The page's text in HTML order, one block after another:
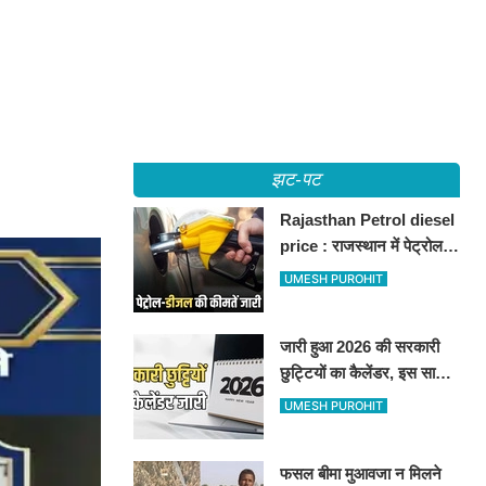
झट-पट
Rajasthan Petrol diesel
price : राजस्थान में पेट्रोल-
डीजल की कीमतें जारी, जानिए
UMESH PUROHIT
जारी हुआ 2026 की सरकारी
छुट्टियों का कैलेंडर, इस साल
कई बार मिलेगा लगातार
UMESH PUROHIT
फसल बीमा मुआवजा न मिलने